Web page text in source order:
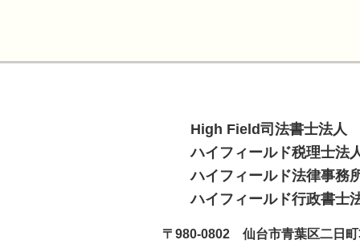
High Field司法書士法人
ハイフィールド税理士法
ハイフィールド法律事務
ハイフィールド行政書士
〒980-0802 仙台市青葉区二日